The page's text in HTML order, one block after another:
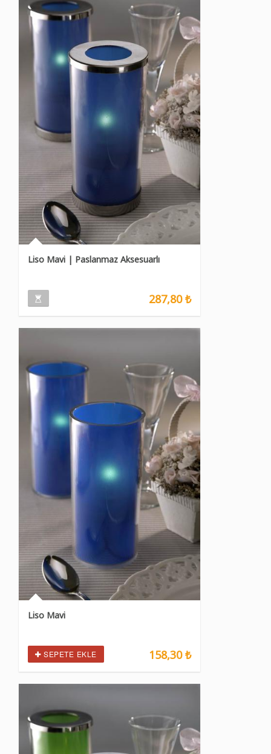
Liso Mavi | Paslanmaz Aksesuarlı
287,80 ₺
Liso Mavi
SEPETE EKLE 158,30 ₺